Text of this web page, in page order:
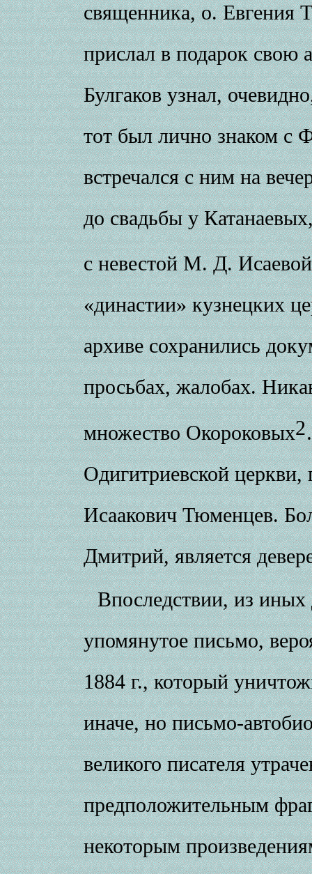
священника, о. Евгения
прислал в подарок свою
Булгаков узнал,
тот был лично знаком с
встречался с ним на
до свадьбы у
с невестой М. Д. Исаевой
«династии» кузнецких
архиве сохранились
просьбах, жалобах.
множество Окороковых2
Одигитриевской
Исаакович Тюменцев.
Дмитрий, является
Впоследствии, из
упомянутое письмо,
1884 г., который
иначе, но письмо-
великого писателя
предположительным
некоторым